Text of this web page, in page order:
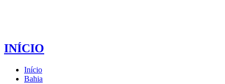
INÍCIO
Início
Bahia